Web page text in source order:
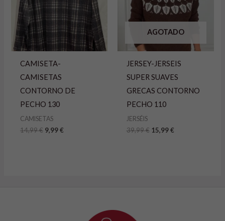
CAMISETA-
CAMISETAS
CONTORNO DE
PECHO 130
CAMISETAS
14,99€ 9,99€
AGOTADO
JERSEY-JERSEIS
SUPER SUAVES
GRECAS CONTORNO
PECHO 110
JERSÉIS
39,99€ 15,99€